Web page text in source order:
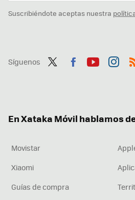
Suscribiéndote aceptas nuestra
Síguenos
En Xataka Móvil hablamos
Movistar
Xiaomi
Guías de compra